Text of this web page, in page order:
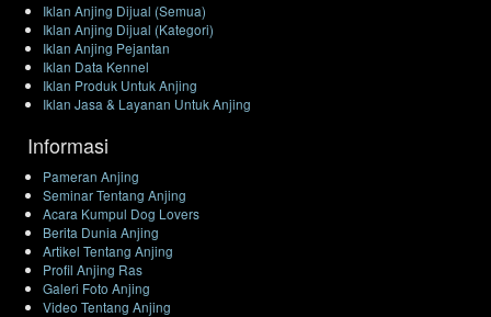
Iklan Anjing Dijual (Semua)
Iklan Anjing Dijual (Kategori)
Iklan Anjing Pejantan
Iklan Data Kennel
Iklan Produk Untuk Anjing
Iklan Jasa & Layanan Untuk Anjing
Informasi
Pameran Anjing
Seminar Tentang Anjing
Acara Kumpul Dog Lovers
Berita Dunia Anjing
Artikel Tentang Anjing
Profil Anjing Ras
Galeri Foto Anjing
Video Tentang Anjing